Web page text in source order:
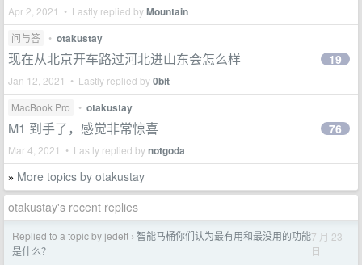
Apr 2, 2021 • Lastly replied byMountain
问与答 • otakustay
现在从北京开车路过河北进山东会怎么样
Jan 12, 2021 • Lastly replied by0bit
19
MacBook Pro • otakustay
M1 到手了，感觉非常惊喜
Mar 4, 2021 • Lastly replied bynotgoda
76
» More topics by otakustay
otakustay's recent replies
Replied to a topic by jedeft › 智能马桶你们认为最有用和最没用的功能
是什么？
7 月 23
日